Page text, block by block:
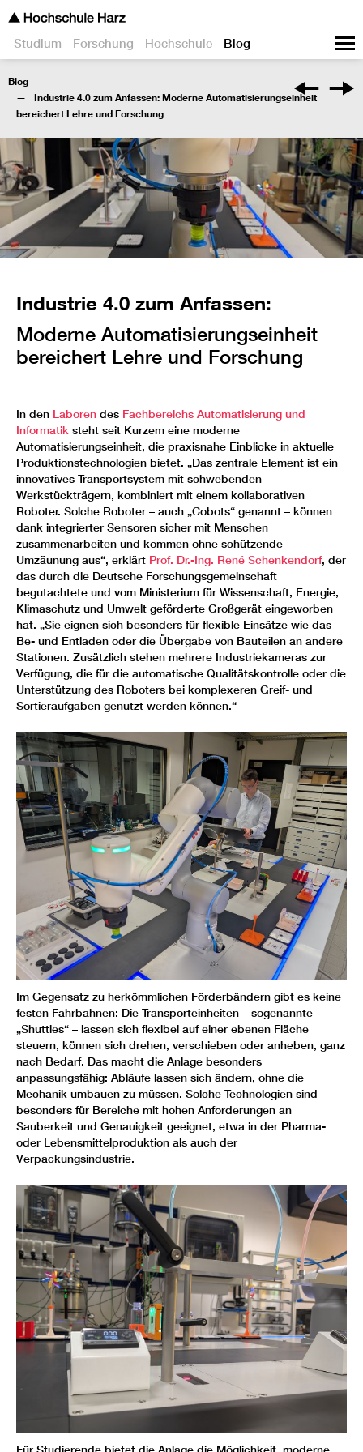
Studium Forschung Hochschule Blog
Blog
Industrie 4.0 zum Anfassen: Moderne Automatisierungseinheit
bereichert Lehre und Forschung
Industrie 4.0 zum Anfassen:
Moderne Automatisierungseinheit
bereichert Lehre und Forschung
In den Laboren des Fachbereichs Automatisierung und
Informatik steht seit Kurzem eine moderne
Automatisierungseinheit, die praxisnahe Einblicke in aktuelle
Produktionstechnologien bietet. „Das zentrale Element ist ein
innovatives Transportsystem mit schwebenden
Werkstückträgern, kombiniert mit einem kollaborativen
Roboter. Solche Roboter – auch „Cobots“ genannt – können
dank integrierter Sensoren sicher mit Menschen
zusammenarbeiten und kommen ohne schützende
Umzäunung aus“, erklärt Prof. Dr.-Ing. René Schenkendorf, der
das durch die Deutsche Forschungsgemeinschaft
begutachtete und vom Ministerium für Wissenschaft, Energie,
Klimaschutz und Umwelt geförderte Großgerät eingeworben
hat. „Sie eignen sich besonders für flexible Einsätze wie das
Be- und Entladen oder die Übergabe von Bauteilen an andere
Stationen. Zusätzlich stehen mehrere Industriekameras zur
Verfügung, die für die automatische Qualitätskontrolle oder die
Unterstützung des Roboters bei komplexeren Greif- und
Sortieraufgaben genutzt werden können.“
Im Gegensatz zu herkömmlichen Förderbändern gibt es keine
festen Fahrbahnen: Die Transporteinheiten – sogenannte
„Shuttles“ – lassen sich flexibel auf einer ebenen Fläche
steuern, können sich drehen, verschieben oder anheben, ganz
nach Bedarf. Das macht die Anlage besonders
anpassungsfähig: Abläufe lassen sich ändern, ohne die
Mechanik umbauen zu müssen. Solche Technologien sind
besonders für Bereiche mit hohen Anforderungen an
Sauberkeit und Genauigkeit geeignet, etwa in der Pharma-
oder Lebensmittelproduktion als auch der
Verpackungsindustrie.